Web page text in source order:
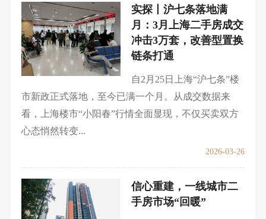
实探丨沪七条落地满
月：3月上海二手房成交
冲击3万套，改善型置换
链条打通
自2月25日上海“沪七条”楼
市新政正式落地，至今已满一个月。从成交数据来
看，上海楼市“小阳春”行情全面显现，不仅买卖双方
心态悄然转变...
2026-03-26
信心重建，一线城市二
手房市场“回暖”